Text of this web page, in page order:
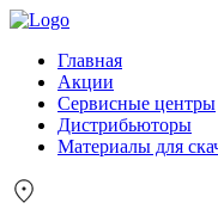
Главная
Акции
Сервисные центры
Дистрибьюторы
Материалы для